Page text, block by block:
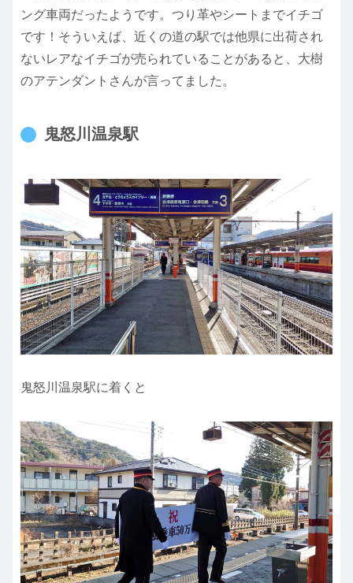
ング車両だったようです。つり革やシートまでイチゴ
です！そういえば、近くの道の駅では他県に出荷され
ないレアなイチゴが売られていることがあると、大樹
のアテンダントさんが言ってました。
鬼怒川温泉駅
鬼怒川温泉駅に着くと